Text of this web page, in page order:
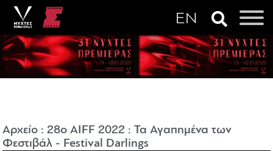
Αρχείο :28o AIFF 2022 :Τα Αγαπημένα των
Φεστιβάλ - Festival Darlings